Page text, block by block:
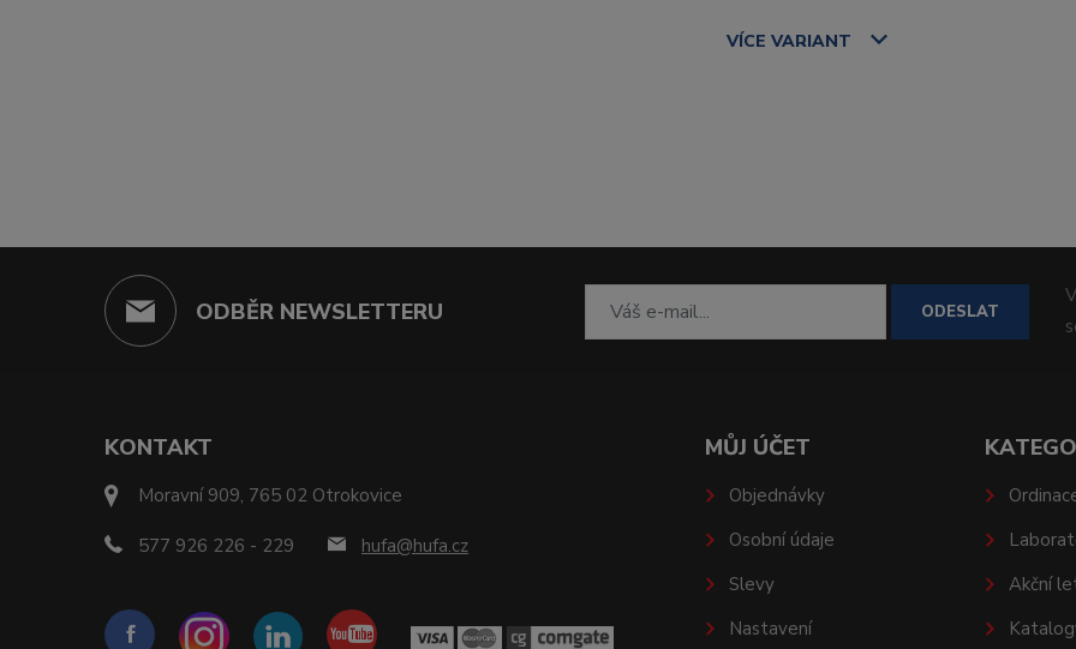
VÍCE VARIANT
ODBĚR NEWSLETTERU ODESLAT
KONTAKT
Moravní 909, 765 02 Otrokovice
577 926 226 - 229 hufa@hufa.cz
MŮJ ÚČET
Objednávky
Osobní údaje
Slevy
Nastavení
Akční